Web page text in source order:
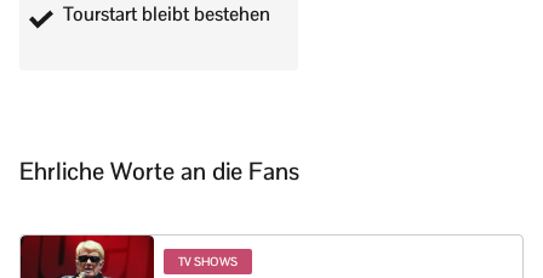
Tourstart bleibt bestehen
Ehrliche Worte an die Fans
TV SHOWS